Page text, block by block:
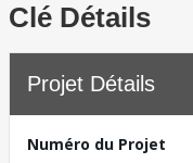
Clé Détails
Projet Détails
Numéro du Projet